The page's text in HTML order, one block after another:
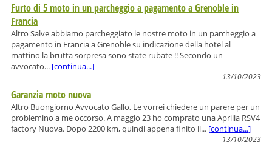
Furto di 5 moto in un parcheggio a pagamento a Grenoble in
Francia
Altro Salve abbiamo parcheggiato le nostre moto in un parcheggio a
pagamento in Francia a Grenoble su indicazione della hotel al
mattino la brutta sorpresa sono state rubate !! Secondo un
avvocato... [continua...]
13/10/2023
Garanzia moto nuova
Altro Buongiorno Avvocato Gallo, Le vorrei chiedere un parere per un
problemino a me occorso. A maggio 23 ho comprato una Aprilia RSV4
factory Nuova. Dopo 2200 km, quindi appena finito il... [continua...]
13/10/2023